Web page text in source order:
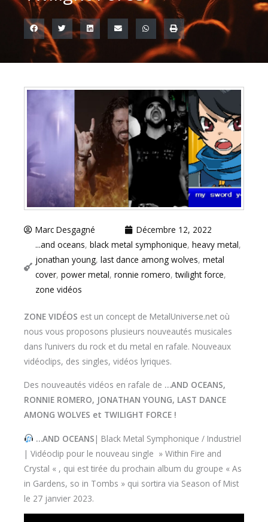
Marc Desgagné
Décembre 12, 2022
...and oceans, black metal symphonique, heavy metal,
jonathan young, last dance among wolves, metal
cover, power metal, ronnie romero,twilight force,
zone vidéos
ZONE VIDÉOS est un concept de MetalUniverse.net où
nous vous proposons plusieurs nouveautés musicales
dans l’univers du rock et du metal en rafale. Nouveaux
vidéoclips, des singles, vidéos lyriques.
Des nouveautés vidéos en rafale de …AND OCEANS,
RONNIE ROMERO, JONATHAN YOUNG, LAST DANCE
AMONG WOLVES et TWILIGHT FORCE !
…AND OCEANS | Black Metal Symphonique / Industriel
| Vidéoclip pour le nouveau single » Within Fire and
Crystal « , qui est tirée du prochain album du groupe « As
in Gardens, so in Tombs » qui sortira via Season of Mist
le 27 janvier 2023.